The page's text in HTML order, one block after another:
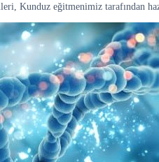
Kunduz eğitmenimiz tarafından